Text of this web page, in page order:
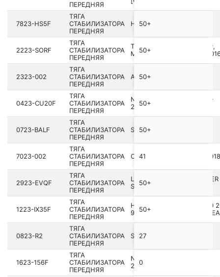
ПЕРЕДНЯЯ
7823-HS5F
ТЯГА
СТАБИЛИЗАТОРА
ПЕРЕДНЯЯ
HONGQI HS5 I 2018-2023
50+
2223-SORF
ТЯГА
СТАБИЛИЗАТОРА
ПЕРЕДНЯЯ
TOYOTA PROACE II MPY2#,
MPY4#, MPY6#, MPY9#
50+
2323-002
ТЯГА
СТАБИЛИЗАТОРА
ПЕРЕДНЯЯ
AUDI Q7 2007­-2015 [RDW]
50+
0423-CU20F
ТЯГА
СТАБИЛИЗАТОРА
ПЕРЕДНЯЯ
NISSAN OTTI NA1 2006­.10-
2013.06 [JP]
50+
0723-BALF
ТЯГА
СТАБИЛИЗАТОРА
ПЕРЕДНЯЯ
SUZUKI ESTEEM SY418-5
50+
7023-002
ТЯГА
СТАБИЛИЗАТОРА
ПЕРЕДНЯЯ
CHANGAN ALSVIN B511
41
2923-EVQF
ТЯГА
СТАБИЛИЗАТОРА
ПЕРЕДНЯЯ
LAND ROVER RANGE ROVER
SPORT 2010-2013
50+
1223-IX35F
ТЯГА
СТАБИЛИЗАТОРА
ПЕРЕДНЯЯ
HYUNDAI IX35/TUCSON 10
9-2014 [BRAZIL + MIDDLE
50+
0823-R2
ТЯГА
СТАБИЛИЗАТОРА
ПЕРЕДНЯЯ
SUZUKI LIANA RH418-4
27
1623-156F
ТЯГА
СТАБИЛИЗАТОРА
ПЕРЕДНЯЯ
NISSAN Q30/QX30 H15E
2016.04- [GL]
0